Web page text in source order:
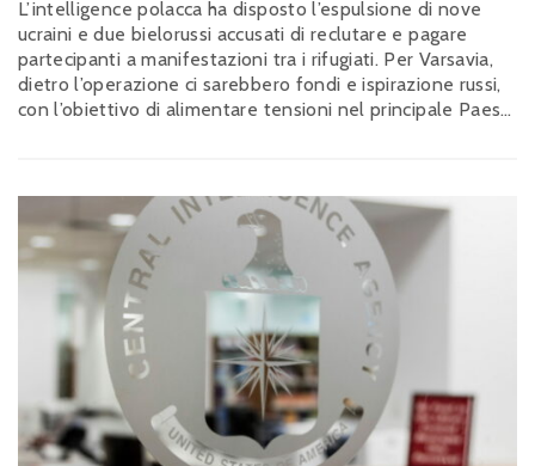
L’intelligence polacca ha disposto l’espulsione di nove
ucraini e due bielorussi accusati di reclutare e pagare
partecipanti a manifestazioni tra i rifugiati. Per Varsavia,
dietro l’operazione ci sarebbero fondi e ispirazione russi,
con l’obiettivo di alimentare tensioni nel principale Paese